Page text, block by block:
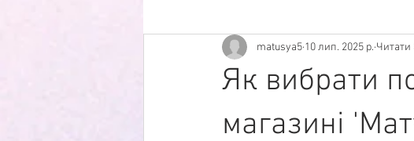
Як вибрати
магазині
matusya5 10 лип. 2025 р. Читати